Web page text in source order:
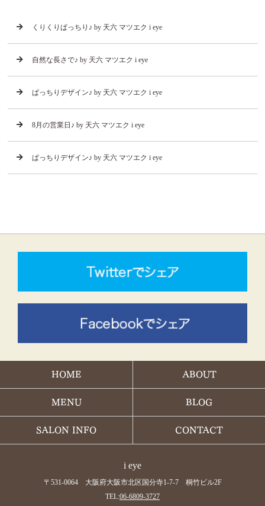
くりくりぱっちり♪ by 天六 マツエク i eye
自然な長さで♪ by 天六 マツエク i eye
ぱっちりデザイン♪ by 天六 マツエク i eye
8月の営業日♪ by 天六 マツエク i eye
ぱっちりデザイン♪ by 天六 マツエク i eye
HOME ABOUT
MENU BLOG
SALON INFO CONTACT
i eye
〒531-0064 大阪府大阪市北区国分寺1-7-7 桐竹ビル2F
TEL:06-6809-3727